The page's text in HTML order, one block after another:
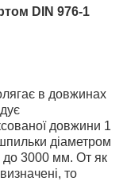
DIN 976-1
в довжинах
довжини 1
діаметром
3000 мм. От як
то